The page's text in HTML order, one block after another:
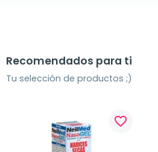
Recomendados para ti
Tu selección de productos ;)
favorite_border